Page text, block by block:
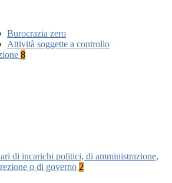
Burocrazia zero
Attività soggette a controllo
8
di incarichi politici, di amministrazione,
o di governo 2